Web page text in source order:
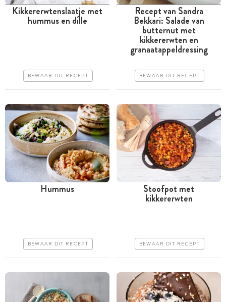
Minder dan 30 minuten
Kikkererwtenslaatje met
hummus en dille
BEWAAR DIT RECEPT
Tussen 30 minuten en 1
Iets duurder
Makkelijk
Recept van Sandra
Bekkari: Salade van
butternut met
kikkererwten en
granaatappeldressing
BEWAAR DIT RECEPT
Makkelijk
Hummus
BEWAAR DIT RECEPT
Minder dan 30 minuten
Makkelijk
Stoofpot met
kikkererwten
BEWAAR DIT RECEPT